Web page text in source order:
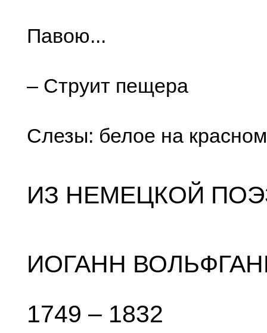
Павою...
– Струит пещера
Слезы: белое на
ИЗ НЕМЕЦКОЙ
ИОГАНН
1749 – 1832